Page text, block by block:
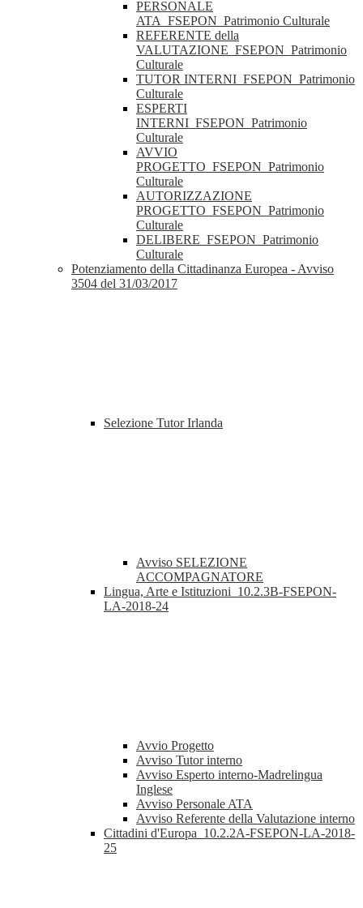
PERSONALE
ATA_FSEPON_Patrimonio Culturale
REFERENTE della
VALUTAZIONE_FSEPON_Patrimonio
Culturale
TUTOR INTERNI_FSEPON_Patrimonio
Culturale
ESPERTI
INTERNI_FSEPON_Patrimonio
Culturale
AVVIO
PROGETTO_FSEPON_Patrimonio
Culturale
AUTORIZZAZIONE
PROGETTO_FSEPON_Patrimonio
Culturale
DELIBERE_FSEPON_Patrimonio
Culturale
Potenziamento della Cittadinanza Europea - Avviso
3504 del 31/03/2017
Selezione Tutor Irlanda
Avviso SELEZIONE
ACCOMPAGNATORE
Lingua, Arte e Istituzioni_10.2.3B-FSEPON-
LA-2018-24
Avvio Progetto
Avviso Tutor interno
Avviso Esperto interno-Madrelingua
Inglese
Avviso Personale ATA
Avviso Referente della Valutazione interno
Cittadini d'Europa_10.2.2A-FSEPON-LA-2018-
25